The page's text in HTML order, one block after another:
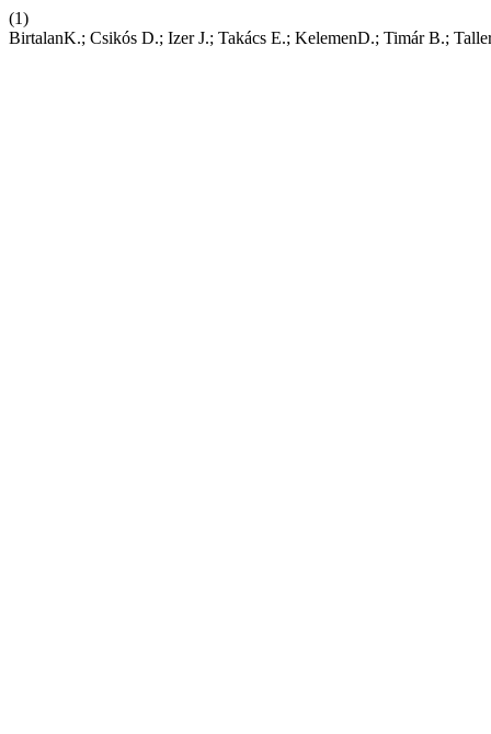
(1)
BirtalanK.; Csikós D.; Izer J.; Takács E.; KelemenD.; Timár B.;